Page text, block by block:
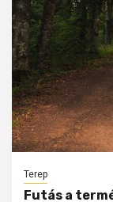
Terep
Futás a